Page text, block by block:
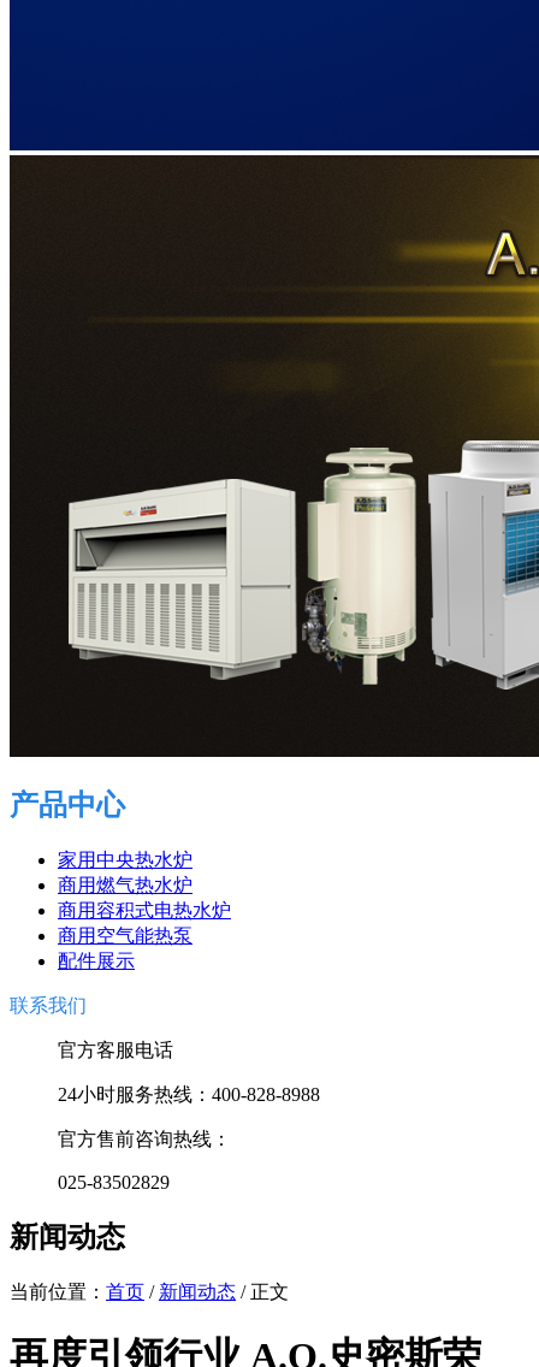
产品中心
家用中央热水炉
商用燃气热水炉
商用容积式电热水炉
商用空气能热泵
配件展示
联系我们
官方客服电话
24小时服务热线：400-828-8988
官方售前咨询热线：
025-83502829
新闻动态
当前位置： 首页 / 新闻动态 / 正文
再度引领行业 A.O.史密斯荣